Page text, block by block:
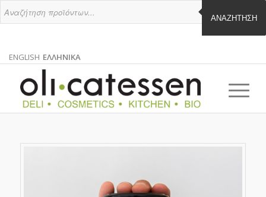
ΑΝΑΖΉΤΗΣΗ
ENGLISH
ΑΓΓΛΙΚΑ
ΕΛΛΗΝΙΚΑ
ΕΛΛΗΝΙΚΑ
EL